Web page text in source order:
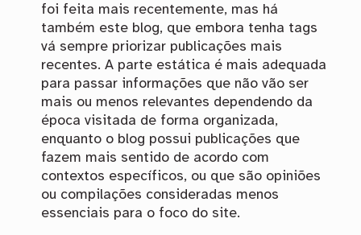
foi feita mais recentemente, mas há
também este blog, que embora tenha tags
vá sempre priorizar publicações mais
recentes. A parte estática é mais adequada
para passar informações que não vão ser
mais ou menos relevantes dependendo da
época visitada de forma organizada,
enquanto o blog possui publicações que
fazem mais sentido de acordo com
contextos específicos, ou que são opiniões
ou compilações consideradas menos
essenciais para o foco do site.